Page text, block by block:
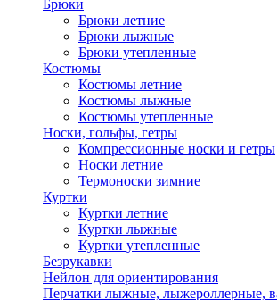
Брюки
Брюки летние
Брюки лыжные
Брюки утепленные
Костюмы
Костюмы летние
Костюмы лыжные
Костюмы утепленные
Носки, гольфы, гетры
Компрессионные носки и гетры
Носки летние
Термоноски зимние
Куртки
Куртки летние
Куртки лыжные
Куртки утепленные
Безрукавки
Нейлон для ориентирования
Перчатки лыжные, лыжероллерные,